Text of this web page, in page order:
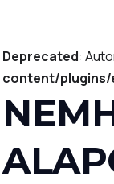
Deprecated:
content/plugins/